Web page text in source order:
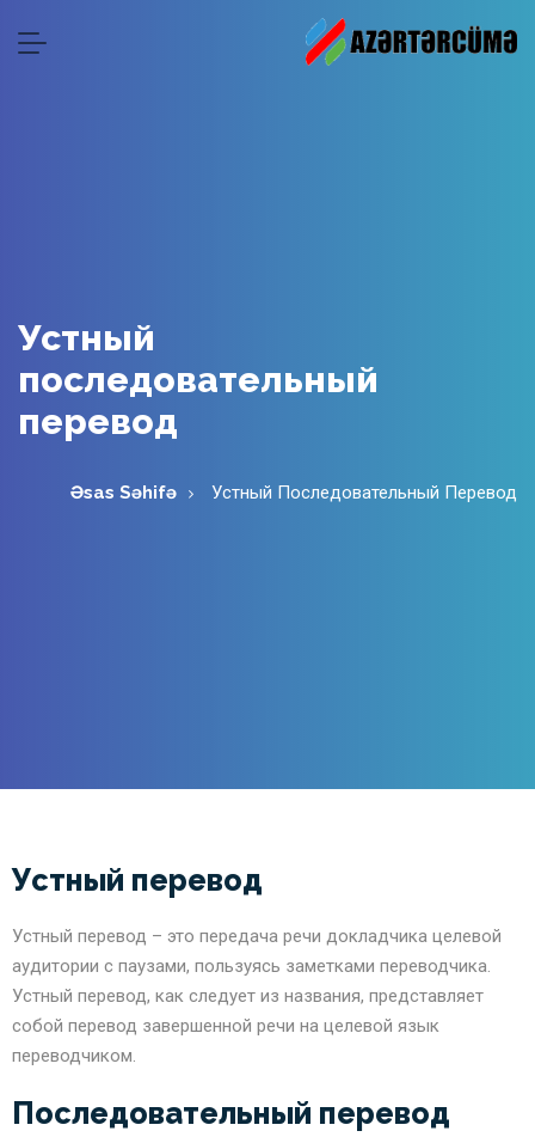
Устный
последовательный
перевод
Əsas Səhifə Устный Последовательный Перевод
Устный перевод
Устный перевод – это передача речи докладчика целевой
аудитории с паузами, пользуясь заметками переводчика.
Устный перевод, как следует из названия, представляет
собой перевод завершенной речи на целевой язык
переводчиком.
Последовательный перевод